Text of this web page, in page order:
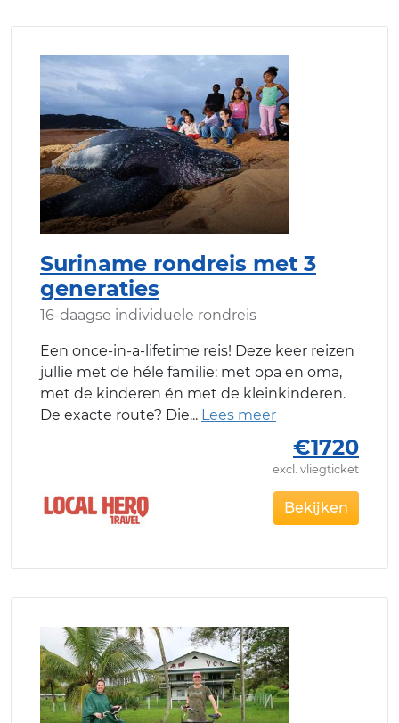
Suriname rondreis met 3
generaties
16-daagse individuele rondreis
Een once-in-a-lifetime reis! Deze keer reizen
jullie met de héle familie: met opa en oma,
met de kinderen én met de kleinkinderen.
De exacte route? Die
€1720
excl. vliegticket
Bekijken